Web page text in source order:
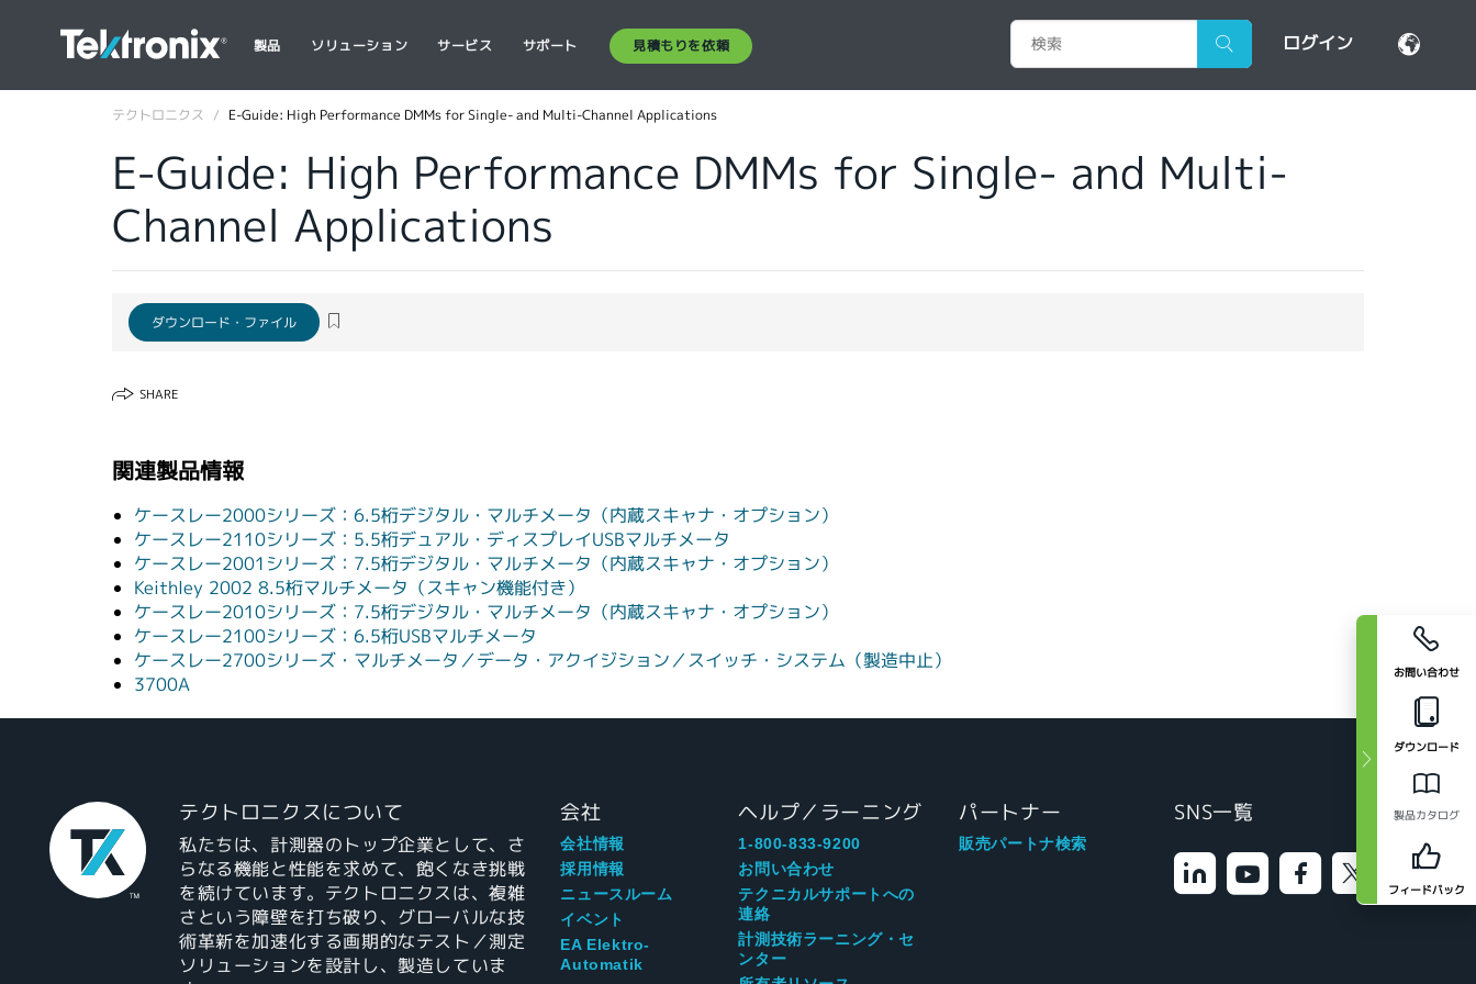
製品 ソリューション サービス サポート 見積もりを依頼 ログイン
お問い合わせ
ダウンロード
製品カタログ
フィードバック
テクトロニクス E-Guide: High Performance DMMs for Single- and Multi-Channel Applications
E-Guide: High Performance DMMs for Single- and Multi-
Channel Applications
ダウンロード・ファイル
SHARE
関連製品情報
ケースレー2000シリーズ：6.5桁デジタル・マルチメータ（内蔵スキャナ・オプション）
ケースレー2110シリーズ：5.5桁デュアル・ディスプレイUSBマルチメータ
ケースレー2001シリーズ：7.5桁デジタル・マルチメータ（内蔵スキャナ・オプション）
Keithley 2002 8.5桁マルチメータ（スキャン機能付き）
ケースレー2010シリーズ：7.5桁デジタル・マルチメータ（内蔵スキャナ・オプション）
ケースレー2100シリーズ：6.5桁USBマルチメータ
ケースレー2700シリーズ・マルチメータ／データ・アクイジション／スイッチ・システム（製造中止）
3700A
テクトロニクスについて
私たちは、計測器のトップ企業として、さ
らなる機能と性能を求めて、飽くなき挑戦
を続けています。テクトロニクスは、複雑
さという障壁を打ち破り、グローバルな技
術革新を加速化する画期的なテスト／測定
ソリューションを設計し、製造していま
会社
会社情報
採用情報
ニュースルーム
イベント
EA Elektro-
Automatik
ヘルプ／ラーニング
1-800-833-9200
お問い合わせ
テクニカルサポートへの
連絡
計測技術ラーニング・セ
ンター
パートナー
販売パートナ検索
SNS一覧